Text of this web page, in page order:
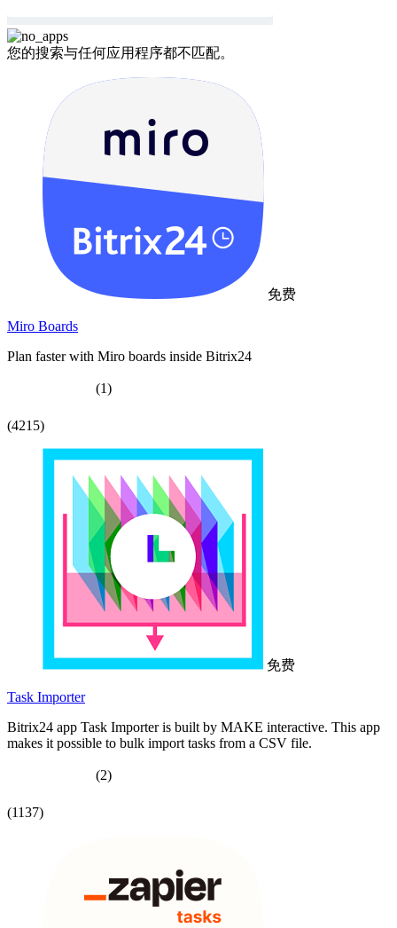
您的搜索与任何应用程序都不匹配。
免费
Miro Boards
Plan faster with Miro boards inside Bitrix24
(1)
(4215)
免费
Task Importer
Bitrix24 app Task Importer is built by MAKE interactive. This app
makes it possible to bulk import tasks from a CSV file.
(2)
(1137)